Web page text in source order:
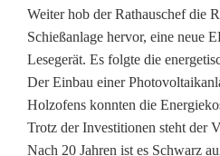
Weiter hob der Rathauschef die
Schießanlage hervor, eine neue
Lesegerät. Es folgte die
Der Einbau einer
Holzofens konnten die
Trotz der Investitionen steht der
Nach 20 Jahren ist es Schwarz